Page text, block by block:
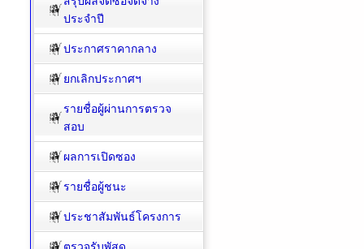
ประจำปี
ประกาศราคากลาง
ยกเลิกประกาศฯ
รายชื่อผู้ผ่านการตรวจ
สอบ
ผลการเปิดซอง
รายชื่อผู้ชนะ
ประชาสัมพันธ์โครงการ